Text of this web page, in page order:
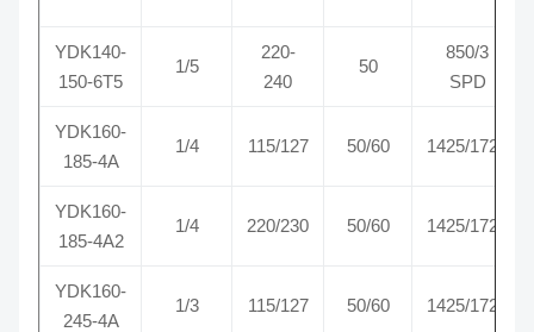
YDK140-
150-6T5
1/5
220-
240
50
850/3
SPD
YDK160-
185-4A
1/4 115/127 50/60 1425/1725
YDK160-
185-4A2
1/4 220/230 50/60 1425/1725
YDK160-
245-4A
1/3 115/127 50/60 1425/1725